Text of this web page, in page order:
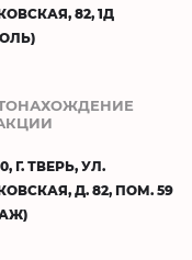
82, 1Д
Г. ТВЕРЬ, УЛ.
Д. 82, ПОМ. 59